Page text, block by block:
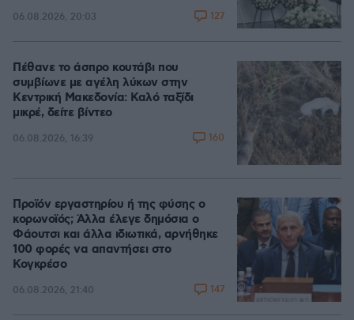
06.08.2026, 20:03 127
Πέθανε το άσπρο κουτάβι που
συμβίωνε με αγέλη λύκων στην
Κεντρική Μακεδονία: Καλό ταξίδι
μικρέ, δείτε βίντεο
06.08.2026, 16:39 160
Προϊόν εργαστηρίου ή της φύσης ο
κορωνοϊός; Άλλα έλεγε δημόσια ο
Φάουτσι και άλλα ιδιωτικά, αρνήθηκε
100 φορές να απαντήσει στο
Κογκρέσο
06.08.2026, 21:40 147